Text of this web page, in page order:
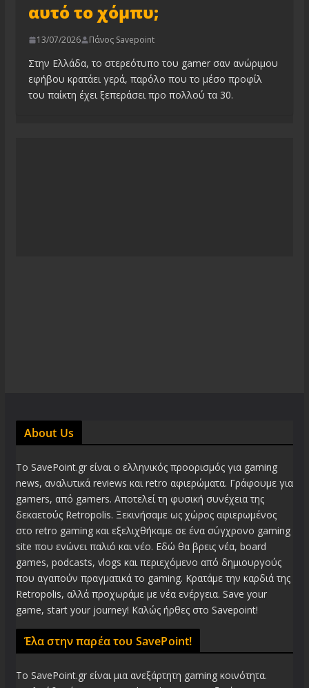
αυτό το χόμπυ;
13/07/2026 Πάνος Savepoint
Στην Ελλάδα, το στερεότυπο του gamer σαν ανώριμου
εφήβου κρατάει γερά, παρόλο που το μέσο προφίλ
του παίκτη έχει ξεπεράσει προ πολλού τα 30.
About Us
Το SavePoint.gr είναι ο ελληνικός προορισμός για gaming
news, αναλυτικά reviews και retro αφιερώματα. Γράφουμε για
gamers, από gamers. Αποτελεί τη φυσική συνέχεια της
δεκαετούς Retropolis. Ξεκινήσαμε ως χώρος αφιερωμένος
στο retro gaming και εξελιχθήκαμε σε ένα σύγχρονο gaming
site που ενώνει παλιό και νέο. Εδώ θα βρεις νέα, board
games, podcasts, vlogs και περιεχόμενο από δημιουργούς
που αγαπούν πραγματικά το gaming. Κρατάμε την καρδιά της
Retropolis, αλλά προχωράμε με νέα ενέργεια. Save your
game, start your journey! Καλώς ήρθες στο Savepoint!
Έλα στην παρέα του SavePoint!
Το SavePoint.gr είναι μια ανεξάρτητη gaming κοινότητα.